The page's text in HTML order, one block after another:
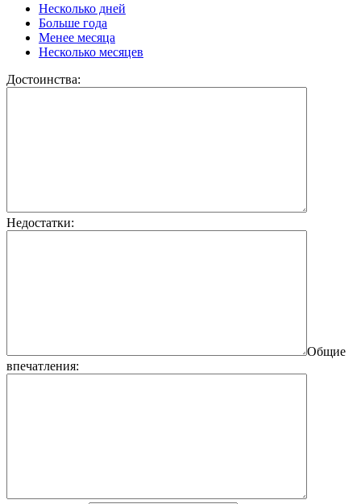
Несколько дней
Больше года
Менее месяца
Несколько месяцев
Достоинства:
Недостатки:
Общие
впечатления: